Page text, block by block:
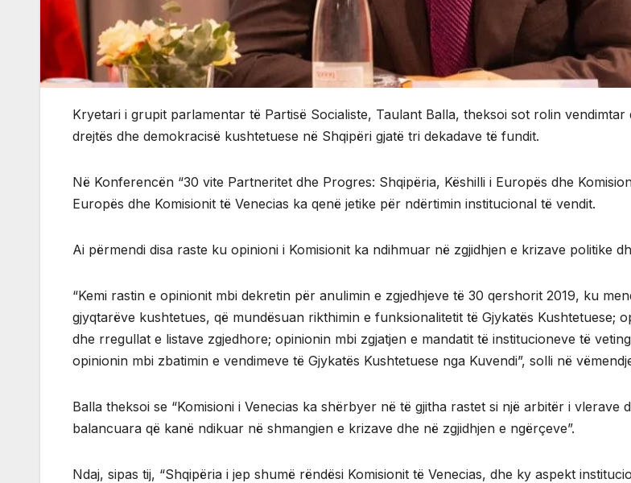
Kryetari i grupit parlamentar të Partisë Socialiste, Taulant Balla, theksoi sot rolin
drejtës dhe demokracisë kushtetuese në Shqipëri gjatë tri dekadave të fundit.
Në Konferencën “30 vite Partneritet dhe Progres: Shqipëria, Këshilli i Europës dhe
Europës dhe Komisionit të Venecias ka qenë jetike për ndërtimin institucional të vendit.
Ai përmendi disa raste ku opinioni i Komisionit ka ndihmuar në zgjidhjen e krizave politike
“Kemi rastin e opinionit mbi dekretin për anulimin e zgjedhjeve të 30 qershorit 2019, ku
gjyqtarëve kushtetues, që mundësuan rikthimin e funksionalitetit të Gjykatës Kushtetuese;
dhe rregullat e listave zgjedhore; opinionin mbi zgjatjen e mandatit të institucioneve të
opinionin mbi zbatimin e vendimeve të Gjykatës Kushtetuese nga Kuvendi”, solli në
Balla theksoi se “Komisioni i Venecias ka shërbyer në të gjitha rastet si një arbitër i
balancuara që kanë ndikuar në shmangien e krizave dhe në zgjidhjen e ngërçeve”.
Ndaj, sipas tij, “Shqipëria i jep shumë rëndësi Komisionit të Venecias, dhe ky aspekt